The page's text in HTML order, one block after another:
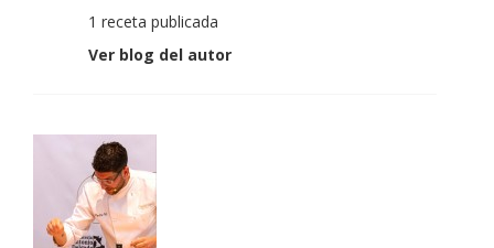
1 receta publicada
Ver blog del autor